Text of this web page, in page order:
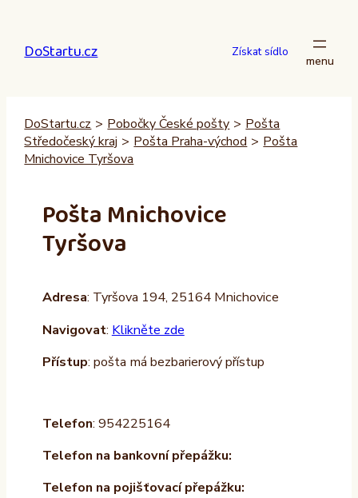
obsah
DoStartu.cz Získat sídlo
DoStartu.cz > Pobočky České pošty > Pošta
Středočeský kraj > Pošta Praha-východ > Pošta
Mnichovice Tyršova
Pošta Mnichovice
Tyršova
Adresa: Tyršova 194, 25164 Mnichovice
Navigovat: Klikněte zde
Přístup: pošta má bezbarierový přístup
Telefon: 954225164
Telefon na bankovní přepážku:
Telefon na pojišťovací přepážku: